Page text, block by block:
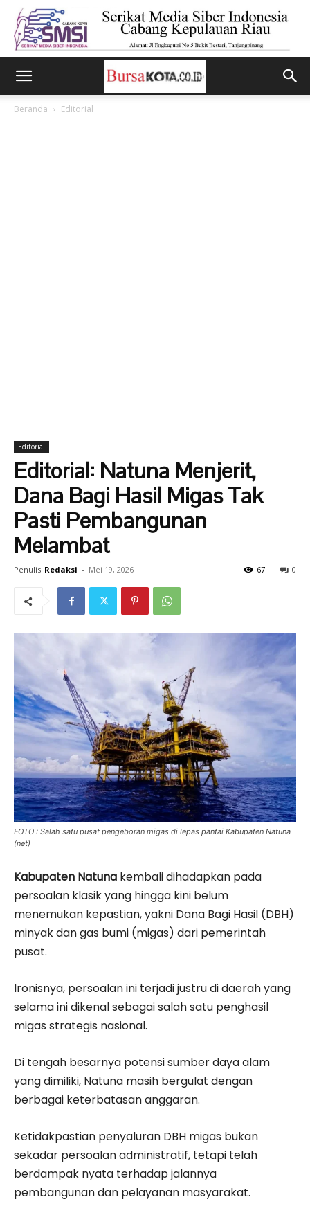
Beranda Editorial
Editorial
Editorial: Natuna Menjerit,
Dana Bagi Hasil Migas Tak
Pasti Pembangunan
Melambat
Penulis Redaksi - Mei 19, 2026 0
67
FOTO : Salah satu pusat pengeboran migas di lepas pantai Kabupaten Natuna
(net)
Kabupaten Natuna kembali dihadapkan pada
persoalan klasik yang hingga kini belum
menemukan kepastian, yakni Dana Bagi Hasil (DBH)
minyak dan gas bumi (migas) dari pemerintah
pusat.
Ironisnya, persoalan ini terjadi justru di daerah yang
selama ini dikenal sebagai salah satu penghasil
migas strategis nasional.
Di tengah besarnya potensi sumber daya alam
yang dimiliki, Natuna masih bergulat dengan
berbagai keterbatasan anggaran.
Ketidakpastian penyaluran DBH migas bukan
sekadar persoalan administratif, tetapi telah
berdampak nyata terhadap jalannya
pembangunan dan pelayanan masyarakat.